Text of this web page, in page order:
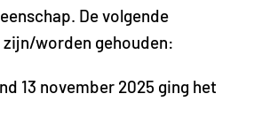
De volgende
worden gehouden:
13 november 2025 ging het